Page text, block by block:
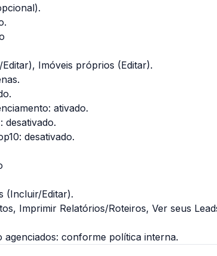
Imóveis próprios (Editar).
ativado.
desativado.
desativado.
(Incluir/Editar).
Imprimir Relatórios/Roteiros, Ver seus
agenciados: conforme política interna.